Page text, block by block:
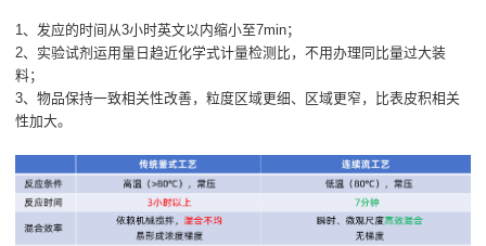
1、发应的时间从3小时英文以内缩小至7min；
2、实验试剂运用量日趋近化学式计量检测比，不用办理同比量过大装
料；
3、物品保持一致相关性改善，粒度区域更细、区域更窄，比表皮积相关
性加大。